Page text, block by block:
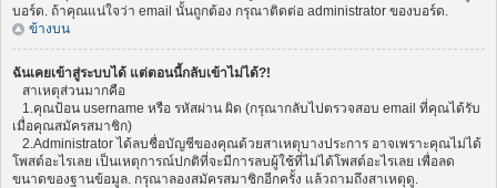
บอร์ด. ถ้าคุณแน่ใจว่า email นั้นถูกต้อง กรุณาติดต่อ administrator ของบอร์ด.
ข้างบน
ฉันเคยเข้าสู่ระบบได้ แต่ตอนนี้กลับเข้าไม่ได้?!
สาเหตุส่วนมากคือ
1.คุณป้อน username หรือ รหัสผ่าน ผิด (กรุณากลับไปตรวจสอบ email ที่คุณได้รับ
เมื่อคุณสมัครสมาชิก)
2.Administrator ได้ลบชื่อบัญชีของคุณด้วยสาเหตุบางประการ อาจเพราะคุณไม่ได้
โพสต์อะไรเลย เป็นเหตุการณ์ปกติที่จะมีการลบผู้ใช้ที่ไม่ได้โพสต์อะไรเลย เพื่อลด
ขนาดของฐานข้อมูล. กรุณาลองสมัครสมาชิกอีกครั้ง แล้วถามถึงสาเหตุดู.